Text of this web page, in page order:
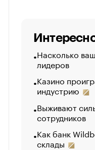
Насколько
лидеров
Казино
индустрию
Выживают
сотрудников
Как банк
склады